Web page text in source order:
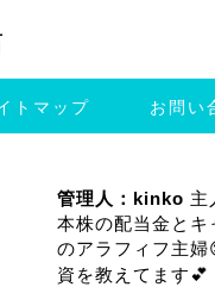
トマップ お問い
管理人：kinko 主
本株の配当金とキ
のアラフィフ主
資を教えてま